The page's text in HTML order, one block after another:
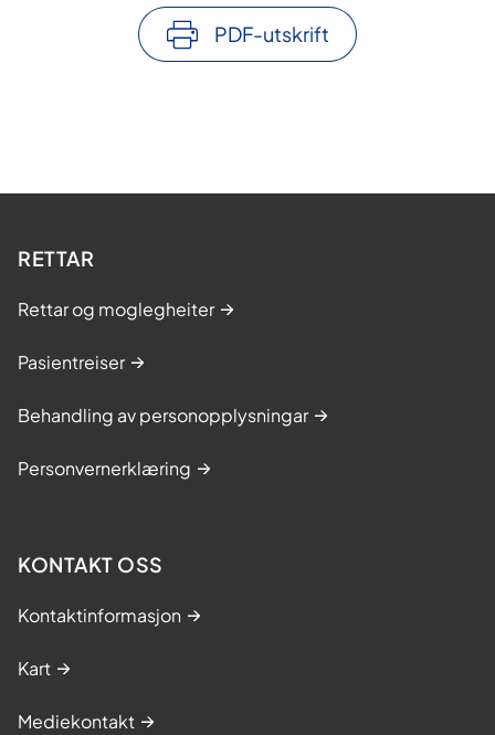
PDF-utskrift
RETTAR
Rettar og moglegheiter
Pasientreiser
Behandling av personopplysningar
Personvernerklæring
KONTAKT OSS
Kontaktinformasjon
Kart
Mediekontakt